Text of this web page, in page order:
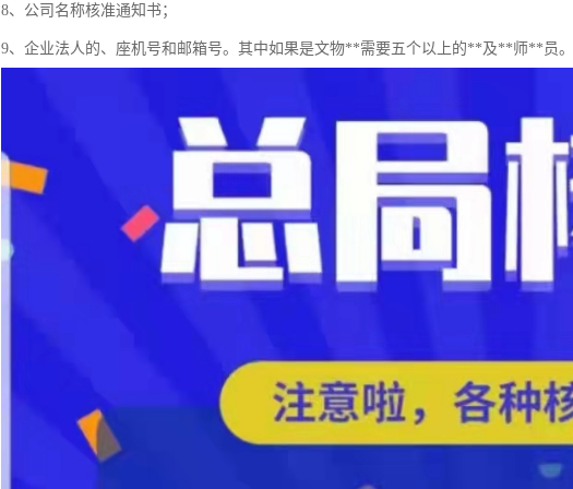
8、公司名称核准通知书；
9、企业法人的、座机号和邮箱号。其中如果是文物**需要五个以上的**及**师**员。